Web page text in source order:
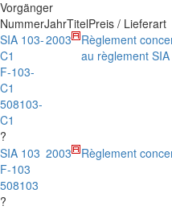
Vorgänger
NummerJahrTitelPreis / Lieferart
SIA 103-
C1
F-103-
C1
508103-
C1
?
2003
Règlement
au règlement
SIA 103
F-103
508103
?
2003 Règlement